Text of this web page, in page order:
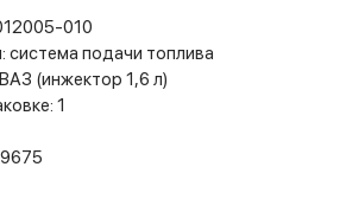
010
система подачи топлива
(инжектор 1,6 л)
1